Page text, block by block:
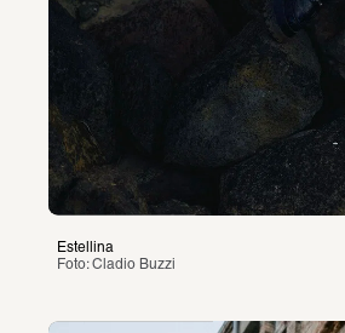
Foto: Cladio Buzzi